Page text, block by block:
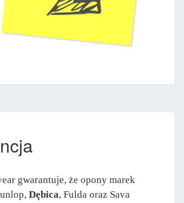
gwarantuje, że opony marek
Dębica, Fulda oraz Sava